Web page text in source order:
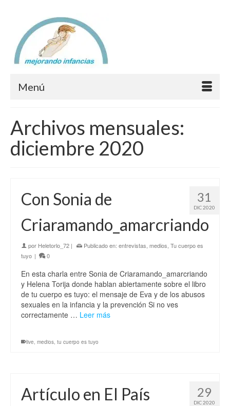
Menú
Archivos mensuales:
diciembre 2020
31
DIC 2020
Con Sonia de
Criaramando_amarcriando
por Heletorlo_72 | Publicado en: entrevistas medios Tu cuerpo es
tuyo | 0
En esta charla entre Sonia de Criaramando_amarcriando
y Helena Torija donde hablan abiertamente sobre el libro
de tu cuerpo es tuyo: el mensaje de Eva y de los abusos
sexuales en la infancia y la prevención Si no ves
correctamente … Leer más
live, medios, tu cuerpo es tuyo
29
DIC 2020
Artículo en El País